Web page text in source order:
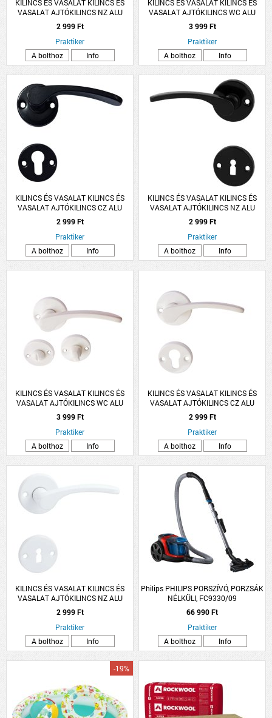
KILINCS ÉS VASALAT KILINCS ÉS
VASALAT AJTÓKILINCS NZ ALU
SZÜRKE LANA ROZETTÁS
2 999 Ft
Praktiker
A bolthoz
Info
KILINCS ÉS VASALAT KILINCS ÉS
VASALAT AJTÓKILINCS WC ALU
FEKETE LANA ROZETTÁS
3 999 Ft
Praktiker
A bolthoz
Info
KILINCS ÉS VASALAT KILINCS ÉS
VASALAT AJTÓKILINCS CZ ALU
FEKETE LANA ROZETTÁS
2 999 Ft
Praktiker
A bolthoz
Info
KILINCS ÉS VASALAT KILINCS ÉS
VASALAT AJTÓKILINCS NZ ALU
FEKETE LANA ROZETTÁS
2 999 Ft
Praktiker
A bolthoz
Info
KILINCS ÉS VASALAT KILINCS ÉS
VASALAT AJTÓKILINCS WC ALU
FEHÉR LANA ROZETTÁS
3 999 Ft
Praktiker
A bolthoz
Info
KILINCS ÉS VASALAT KILINCS ÉS
VASALAT AJTÓKILINCS CZ ALU
FEHÉR LANA ROZETTÁS
2 999 Ft
Praktiker
A bolthoz
Info
KILINCS ÉS VASALAT KILINCS ÉS
VASALAT AJTÓKILINCS NZ ALU
FEHÉR LANA ROZETTÁS
2 999 Ft
Praktiker
A bolthoz
Info
Philips PHILIPS PORSZÍVÓ, PORZSÁK
NÉLKÜLI, FC9330/09
66 990 Ft
Praktiker
A bolthoz
Info
-19%